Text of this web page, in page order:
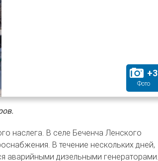
+3
Фото
наслега. В селе Беченча Ленского
В течение нескольких дней,
аварийными дизельными генераторами.